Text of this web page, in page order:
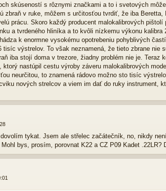
skúseností s rôznymi značkami a to i svetových
zbraň v ruke, môžem s určitosťou tvrdiť, že iba Beretta,
prácu. Skoro každý producent malokalibrových
a tvrdeného hliníka a to kvôli nízkemu výkonu kalibra
k enormne vysokému opotrebeniu pohyblivých
tisíc výstrelov. To však neznamená, že tieto zbrane nie
iba stojí doma v trezore, žiadny problém nie je. Teraz
ktorý nastúpil cestu výroby záveru malokalibrových
neurčitou, to znamená rádovo možno sto tisíc
nových strelcov a viem im dať do ruky instrument,
tykat. Jsem ale střelec začátečník, no, nikdy
bys, prosím, porovnat K22 a CZ P09 Kadet .22LR?